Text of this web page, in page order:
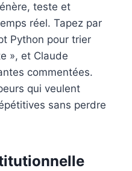
teste et
réel. Tapez par
Python pour trier
», et Claude
commentées.
qui veulent
sans perdre